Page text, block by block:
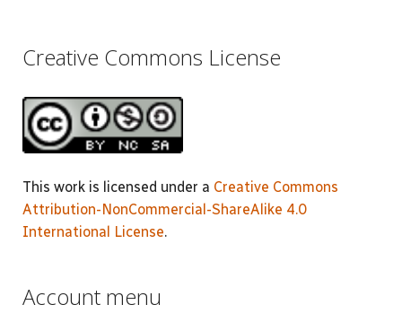
Creative Commons License
This work is licensed under a Creative Commons
Attribution-NonCommercial-ShareAlike 4.0
International License.
Account menu